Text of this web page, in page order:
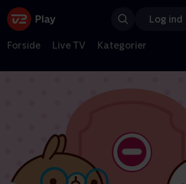
Log ind
Forside Live TV Kategorier